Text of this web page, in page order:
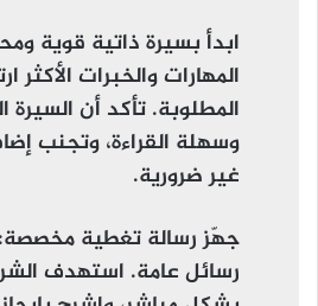
ابدأ بسيرة ذاتية قوية
المهارات والخبرات الأكثر
المطلوبة. تأكد أن السيرة
وسهلة القراءة، وتجنب
غير ضرورية.
جهّز رسالة تغطية مخصصة
رسائل عامة. استهدف